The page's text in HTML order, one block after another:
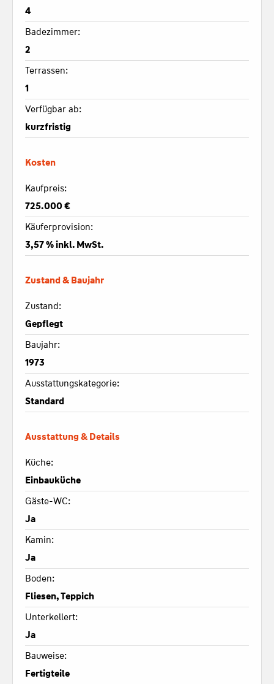
4
Badezimmer:
2
Terrassen:
1
Verfügbar ab:
kurzfristig
Kosten
Kaufpreis:
725.000 €
Käuferprovision:
3,57 % inkl. MwSt.
Zustand & Baujahr
Zustand:
Gepflegt
Baujahr:
1973
Ausstattungskategorie:
Standard
Ausstattung & Details
Küche:
Einbauküche
Gäste-WC:
Ja
Kamin:
Ja
Boden:
Fliesen, Teppich
Unterkellert:
Ja
Bauweise:
Fertigteile